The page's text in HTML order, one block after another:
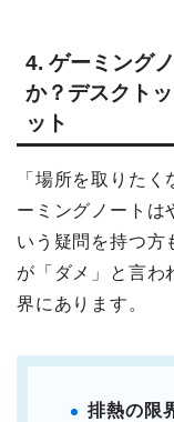
4. ゲーミング
か？デスクト
ット
「場所を取りた
ーミングノートは
いう疑問を持つ方
が「ダメ」と言わ
界にあります。
排熱の限